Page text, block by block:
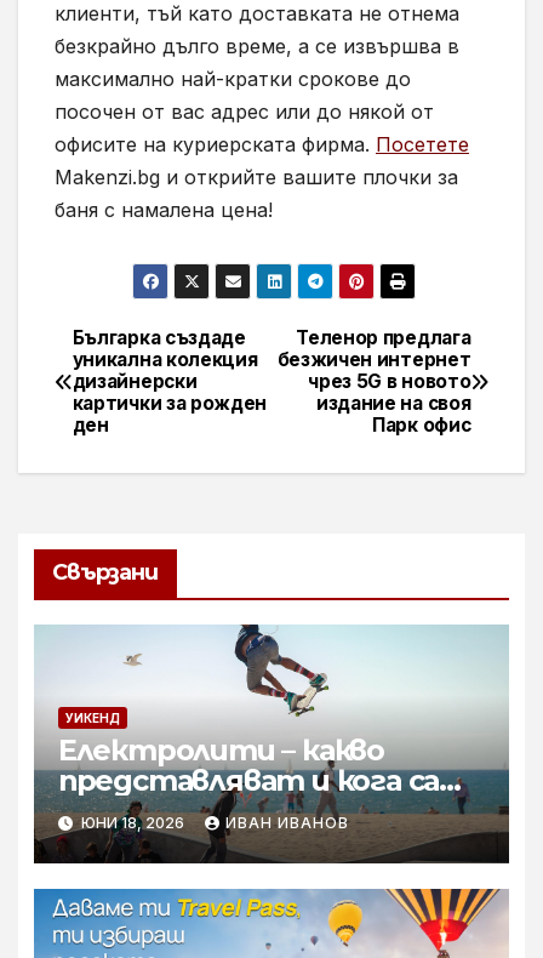
клиенти, тъй като доставката не отнема
безкрайно дълго време, а се извършва в
максимално най-кратки срокове до
посочен от вас адрес или до някой от
офисите на куриерската фирма. Посетете
Makenzi.bg и открийте вашите плочки за
баня с намалена цена!
Навигация
Теленор предлага
безжичен интернет
чрез 5G в новото
издание на своя
Парк офис
Българка създаде
уникална колекция
дизайнерски
картички за рожден
ден
Свързани
УИКЕНД
Електролити – какво
представляват и кога са
необходими
ЮНИ 18, 2026 ИВАН ИВАНОВ